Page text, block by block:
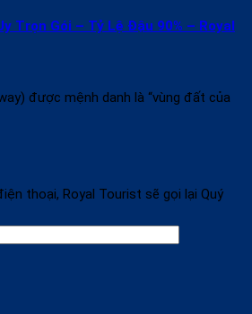
Trọn Gói – Tỷ Lệ Đậu 90% – Royal
được mệnh danh là “vùng đất của
thoại, Royal Tourist sẽ gọi lại Quý